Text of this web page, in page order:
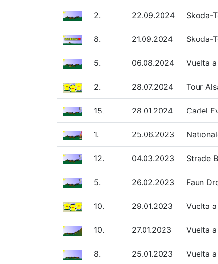
2. 22.09.2024 Skoda-
8. 21.09.2024 Skoda-
5. 06.08.2024 Vuelta
2. 28.07.2024 Tour
15. 28.01.2024 Cadel
1. 25.06.2023
12. 04.03.2023 Strade
5. 26.02.2023 Faun
10. 29.01.2023 Vuelta
10. 27.01.2023 Vuelta
8. 25.01.2023 Vuelta